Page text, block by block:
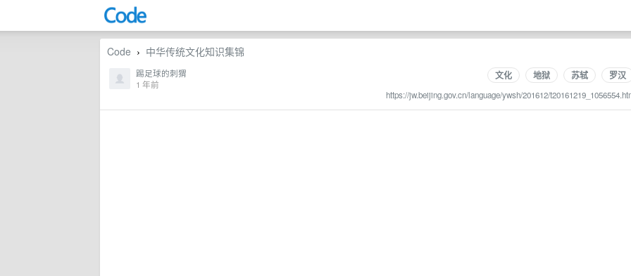
Code › 中华传统文化知识集锦
文化 地狱 苏轼 罗汉
https://jw.beijing.gov.cn/language/ywsh/201612/
踢足球的刺猬
1 年前